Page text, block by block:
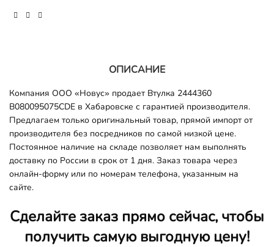
ОПИСАНИЕ
Компания ООО «Новус» продает Втулка 2444360
B080095075CDE в Хабаровске с гарантией производителя.
Предлагаем только оригинальный товар, прямой импорт от
производителя без посредников по самой низкой цене.
Постоянное наличие на складе позволяет нам выполнять
доставку по России в срок от 1 дня. Заказ товара через
онлайн-форму или по номерам телефона, указанным на
сайте.
Сделайте заказ прямо сейчас, чтобы
получить самую выгодную цену!